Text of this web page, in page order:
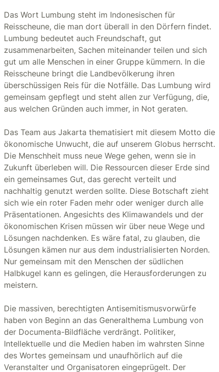
Das Wort Lumbung steht im Indonesischen für
Reisscheune, die man dort überall in den Dörfern findet.
Lumbung bedeutet auch Freundschaft, gut
zusammenarbeiten, Sachen miteinander teilen und sich
gut um alle Menschen in einer Gruppe kümmern. In die
Reisscheune bringt die Landbevölkerung ihren
überschüssigen Reis für die Notfälle. Das Lumbung wird
gemeinsam gepflegt und steht allen zur Verfügung, die,
aus welchen Gründen auch immer, in Not geraten.
Das Team aus Jakarta thematisiert mit diesem Motto die
ökonomische Unwucht, die auf unserem Globus herrscht.
Die Menschheit muss neue Wege gehen, wenn sie in
Zukunft überleben will. Die Ressourcen dieser Erde sind
ein gemeinsames Gut, das gerecht verteilt und
nachhaltig genutzt werden sollte. Diese Botschaft zieht
sich wie ein roter Faden mehr oder weniger durch alle
Präsentationen. Angesichts des Klimawandels und der
ökonomischen Krisen müssen wir über neue Wege und
Lösungen nachdenken. Es wäre fatal, zu glauben, die
Lösungen kämen nur aus dem industrialisierten Norden.
Nur gemeinsam mit den Menschen der südlichen
Halbkugel kann es gelingen, die Herausforderungen zu
meistern.
Die massiven, berechtigten Antisemitismusvorwürfe
haben von Beginn an das Generalthema Lumbung von
der Documenta-Bildfläche verdrängt. Politiker,
Intellektuelle und die Medien haben im wahrsten Sinne
des Wortes gemeinsam und unaufhörlich auf die
Veranstalter und Organisatoren eingeprügelt. Der